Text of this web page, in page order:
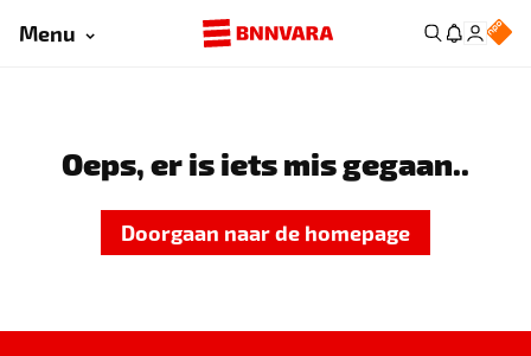
Menu
Oeps, er is iets mis gegaan..
Doorgaan naar de homepage